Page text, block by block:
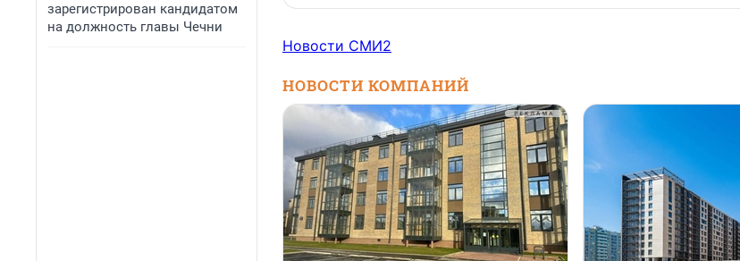
зарегистрирован кандидатом
на должность главы Чечни
Новости СМИ2
НОВОСТИ КОМПАНИЙ